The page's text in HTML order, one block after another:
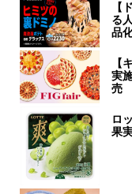
【
る
品
【
実
売
ロ
果